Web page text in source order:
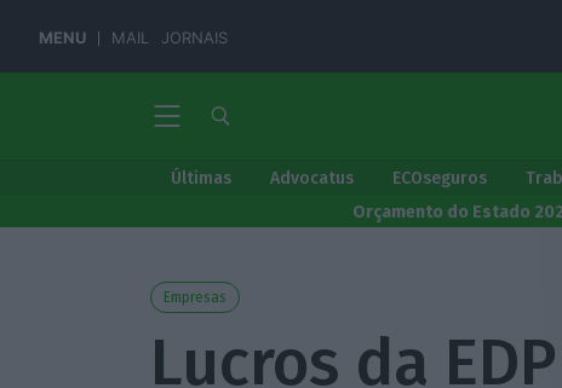
MENU MAIL JORNAIS
Últimas Advocatus ECOseguros
Orçamento do Estado
Empresas
Lucros da